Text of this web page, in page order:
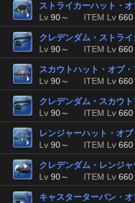
ストライカーハット・
Lv 90～ ITEM Lv 660
クレデンダム・ストラ
Lv 90～ ITEM Lv 660
スカウトハット・オブ
Lv 90～ ITEM Lv 660
クレデンダム・スカウ
Lv 90～ ITEM Lv 660
レンジャーハット・オ
Lv 90～ ITEM Lv 660
クレデンダム・レンジ
Lv 90～ ITEM Lv 660
キャスターターバン・